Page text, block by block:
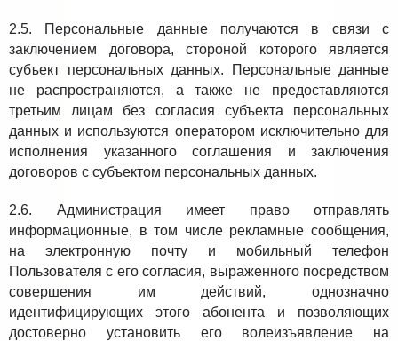
2.5. Персональные данные получаются в связи с
заключением договора, стороной которого является
субъект персональных данных. Персональные данные
не распространяются, а также не предоставляются
третьим лицам без согласия субъекта персональных
данных и используются оператором исключительно для
исполнения указанного соглашения и заключения
договоров с субъектом персональных данных.
2.6. Администрация имеет право отправлять
информационные, в том числе рекламные сообщения,
на электронную почту и мобильный телефон
Пользователя с его согласия, выраженного посредством
совершения им действий, однозначно
идентифицирующих этого абонента и позволяющих
достоверно установить его волеизъявление на